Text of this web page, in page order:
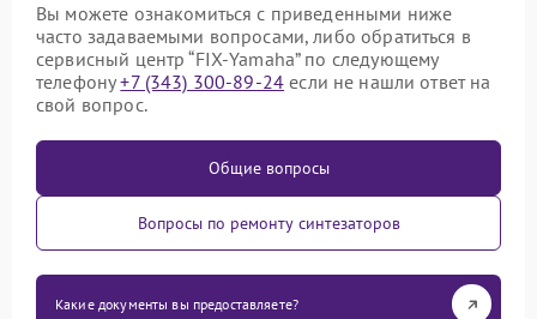
Вы можете ознакомиться с приведенными ниже
часто задаваемыми вопросами, либо обратиться в
сервисный центр “FIX-Yamaha” по следующему
телефону+7 (343) 300-89-24 если не нашли ответ на
свой вопрос.
Общие вопросы
Вопросы по ремонту синтезаторов
Какие документы вы предоставляете?